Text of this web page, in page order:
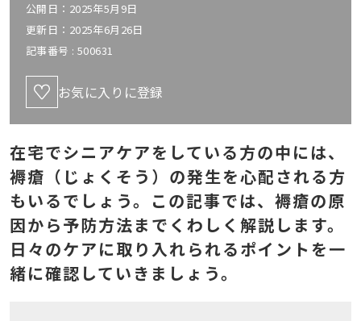
公開日：2025年5月9日
更新日：2025年6月26日
記事番号 : 500631
お気に入りに登録
在宅でシニアケアをしている方の中には、
褥瘡（じょくそう）の発生を心配される方
もいるでしょう。この記事では、褥瘡の原
因から予防方法までくわしく解説します。
日々のケアに取り入れられるポイントを一
緒に確認していきましょう。